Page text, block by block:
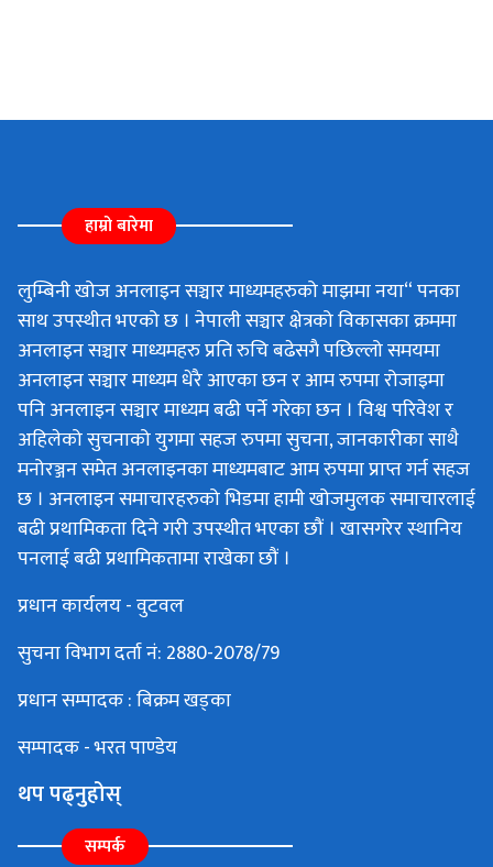
हाम्रो बारेमा
लुम्बिनी खोज अनलाइन सञ्चार माध्यमहरुको माझमा नया“ पनका
साथ उपस्थीत भएको छ । नेपाली सञ्चार क्षेत्रको विकासका क्रममा
अनलाइन सञ्चार माध्यमहरु प्रति रुचि बढेसगै पछिल्लो समयमा
अनलाइन सञ्चार माध्यम धेरै आएका छन र आम रुपमा रोजाइमा
पनि अनलाइन सञ्चार माध्यम बढी पर्ने गरेका छन । विश्व परिवेश र
अहिलेको सुचनाको युगमा सहज रुपमा सुचना, जानकारीका साथै
मनोरञ्जन समेत अनलाइनका माध्यमबाट आम रुपमा प्राप्त गर्न सहज
छ । अनलाइन समाचारहरुको भिडमा हामी खोजमुलक समाचारलाई
बढी प्रथामिकता दिने गरी उपस्थीत भएका छौं । खासगरेर स्थानिय
पनलाई बढी प्रथामिकतामा राखेका छौं ।
प्रधान कार्यलय - वुटवल
सुचना विभाग दर्ता नं: 2880-2078/79
प्रधान सम्पादक : बिक्रम खड्का
सम्पादक - भरत पाण्डेय
थप पढ्नुहोस्
सम्पर्क